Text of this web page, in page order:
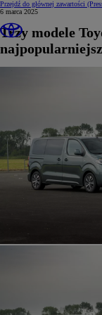
Przejdź do głównej zawartości
6 marca 2025
Trzy modele